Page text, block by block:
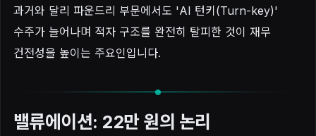
과거와 달리 파운드리 부문에서도 'AI 턴키(Turn-key)'
수주가 늘어나며 적자 구조를 완전히 탈피한 것이 재무
건전성을 높이는 주요인입니다.
밸류에이션: 22만 원의 논리